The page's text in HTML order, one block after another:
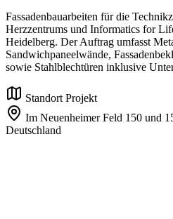
Fassadenbauarbeiten für die
Herzzentrums und Informatics for
Heidelberg. Der Auftrag umfasst
Sandwichpaneelwände,
sowie Stahlblechtüren inklusive
Standort Projekt
Im Neuenheimer Feld 150 und
Deutschland